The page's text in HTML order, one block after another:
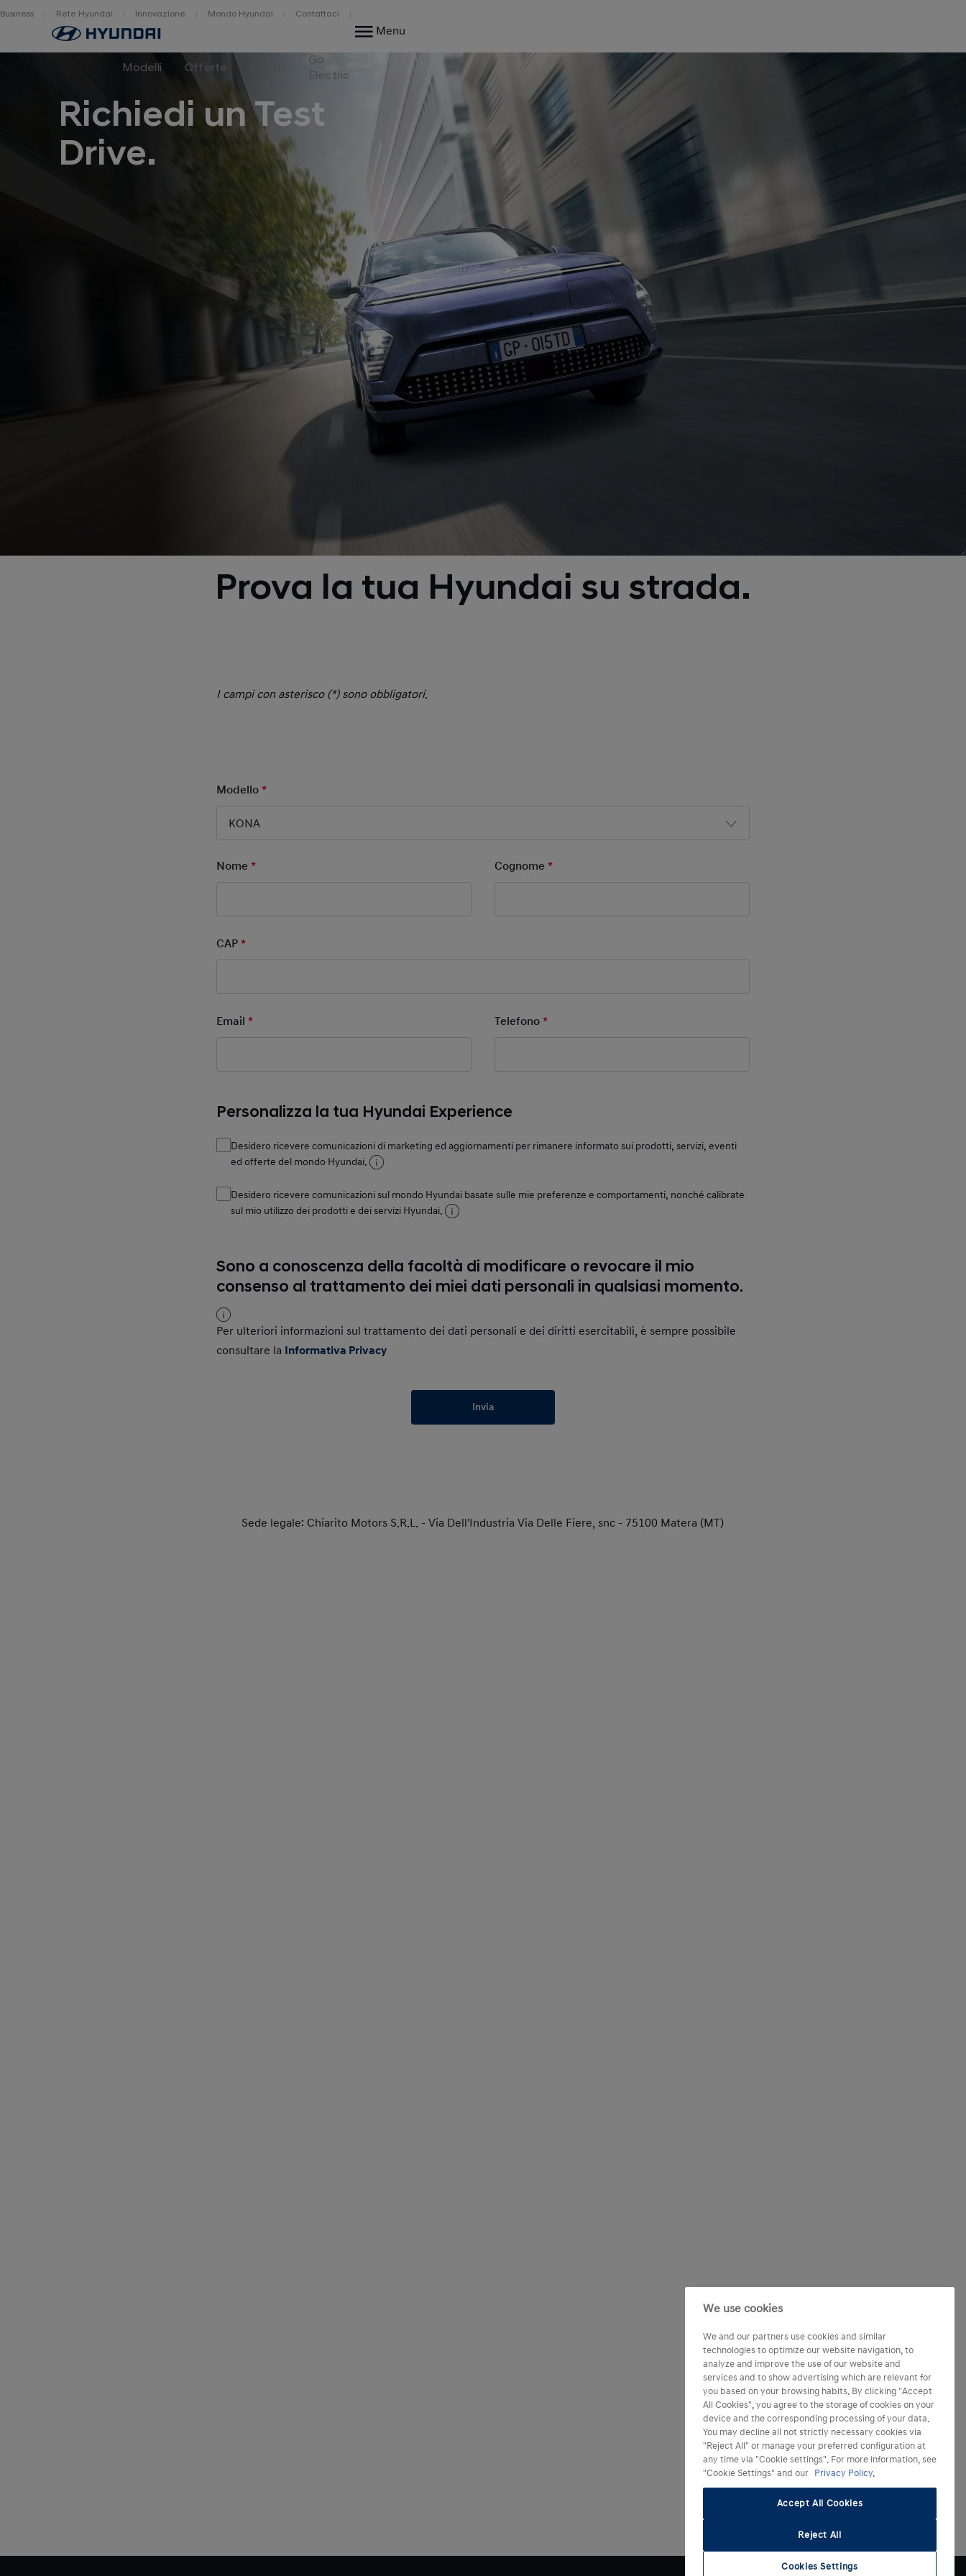
Business Rete Hyundai Innovazione Mondo Hyundai Contattaci
Home
Modelli Offerte
Go
Electric
Menu
Richiedi un Test
Drive.
Prova la tua Hyundai su strada.
I campi con asterisco (*) sono obbligatori.
Modello*
KONA
Nome* Cognome*
CAP*
Email* Telefono*
Personalizza la tua Hyundai Experience
Desidero ricevere comunicazioni di marketing ed aggiornamenti per rimanere informato sui prodotti, servizi, eventi
ed offerte del mondo Hyundai.
Desidero ricevere comunicazioni sul mondo Hyundai basate sulle mie preferenze e comportamenti, nonché calibrate
sul mio utilizzo dei prodotti e dei servizi Hyundai.
Sono a conoscenza della facoltà di modificare o revocare il mio
consenso al trattamento dei miei dati personali in qualsiasi momento.
Per ulteriori informazioni sul trattamento dei dati personali e dei diritti esercitabili, è sempre possibile
consultare la Informativa Privacy
Invia
Sede legale: Chiarito Motors S.R.L. - Via Dell'Industria Via Delle Fiere, snc - 75100 Matera (MT)
We use cookies
We and our partners use cookies and similar
technologies to optimize our website navigation, to
analyze and improve the use of our website and
services and to show advertising which are relevant for
you based on your browsing habits. By clicking "Accept
All Cookies", you agree to the storage of cookies on your
device and the corresponding processing of your data.
You may decline all not strictly necessary cookies via
"Reject All" or manage your preferred configuration at
any time via "Cookie settings". For more information, see
"Cookie Settings" and our Privacy Policy.
Accept All Cookies
Reject All
Cookies Settings